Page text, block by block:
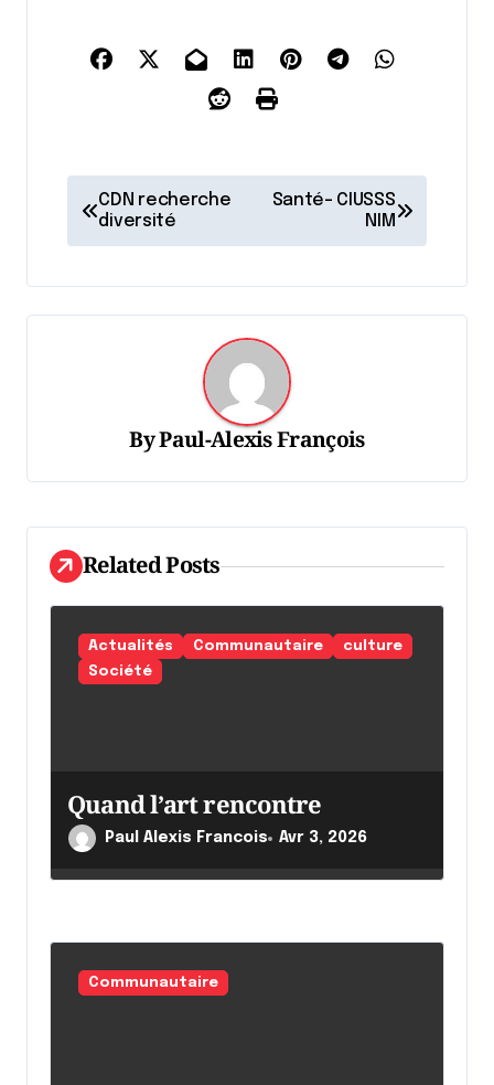
o
n
d
e
i
c
l
CDN recherche
diversité
Santé- CIUSSS
NIM
ByPaul-Alexis François
Related Posts
Actualités Communautaire
culture
Société
Quand l’art rencontre
Paul Alexis Francois Avr 3, 2026
Communautaire